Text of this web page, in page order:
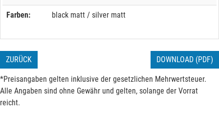
Farben: black matt / silver matt
ZURÜCK DOWNLOAD (PDF)
*Preisangaben gelten inklusive der gesetzlichen Mehrwertsteuer.
Alle Angaben sind ohne Gewähr und gelten, solange der Vorrat
reicht.